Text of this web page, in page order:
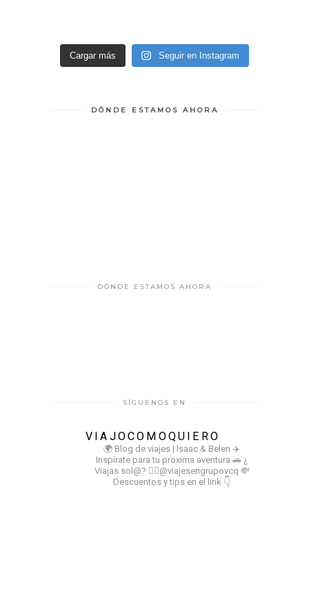
Cargar más Seguir en Instagram
DÓNDE ESTAMOS AHORA
DÓNDE ESTAMOS AHORA
SÍGUENOS EN
VIAJOCOMOQUIERO
🌍 Blog de viajes | Isaac & Belen ✈️
Inspírate para tu proxima aventura 🚗 ¿
Viajas sol@? 👉🏻@viajesengrupovcq 💸
Descuentos y tips en el link 👇